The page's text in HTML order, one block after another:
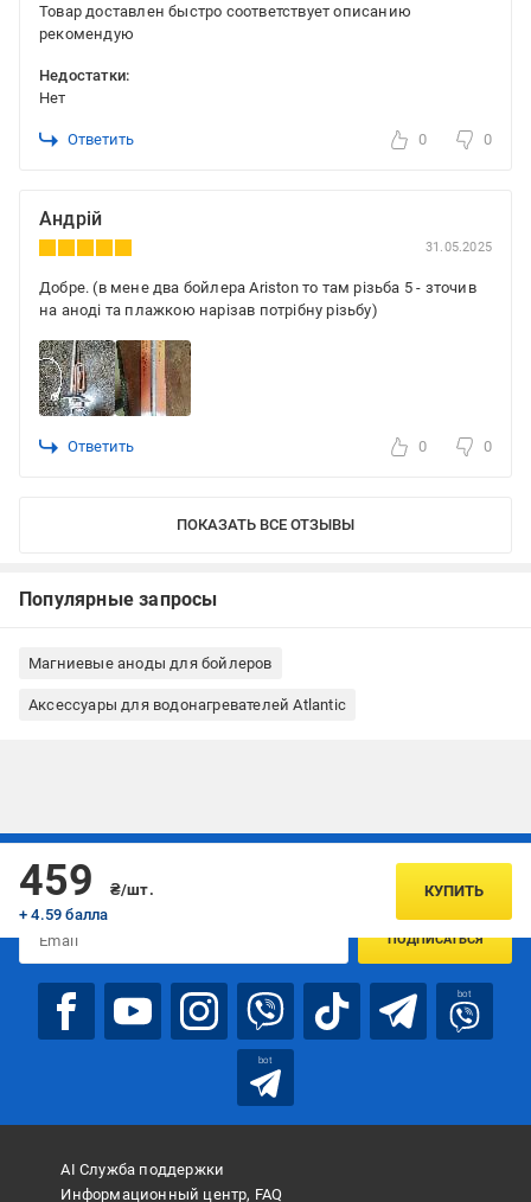
Товар доставлен быстро соответствует описанию
рекомендую
Недостатки:
Нет
Ответить 0 0
Андрій
31.05.2025
Добре. (в мене два бойлера Ariston то там різьба 5 - зточив
на аноді та плажкою нарізав потрібну різьбу)
Ответить 0 0
ПОКАЗАТЬ ВСЕ ОТЗЫВЫ
Популярные запросы
Магниевые аноды для бойлеров
Аксессуары для водонагревателей Atlantic
459
₴/шт.
+ 4.59 балла
КУПИТЬ
Подписывайтесь, чтобы узнавать первым об акцияx и
ПОДПИСАТЬСЯ
bot
bot
AI Служба поддержки
Информационный центр, FAQ